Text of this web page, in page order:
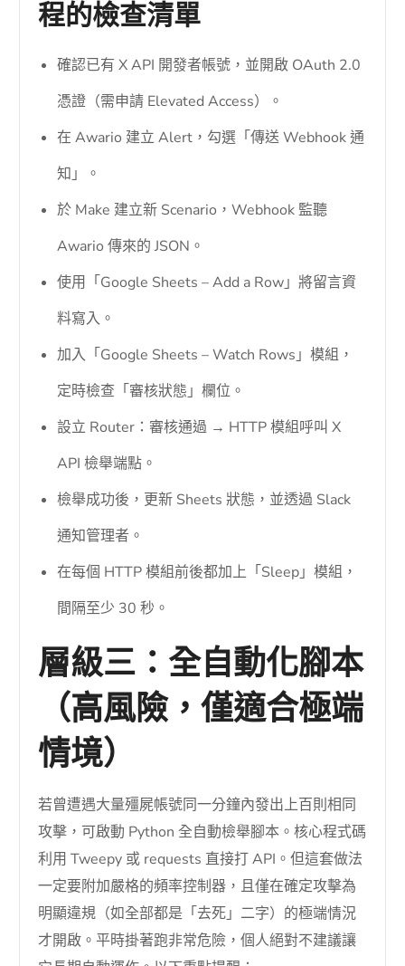
程的檢查清單
確認已有 X API 開發者帳號，並開啟 OAuth 2.0
憑證（需申請 Elevated Access）。
在 Awario 建立 Alert，勾選「傳送 Webhook 通
知」。
於 Make 建立新 Scenario，Webhook 監聽
Awario 傳來的 JSON。
使用「Google Sheets – Add a Row」將留言資
料寫入。
加入「Google Sheets – Watch Rows」模組，
定時檢查「審核狀態」欄位。
設立 Router：審核通過 → HTTP 模組呼叫 X
API 檢舉端點。
檢舉成功後，更新 Sheets 狀態，並透過 Slack
通知管理者。
在每個 HTTP 模組前後都加上「Sleep」模組，
間隔至少 30 秒。
層級三：全自動化腳本
（高風險，僅適合極端
情境）
若曾遭遇大量殭屍帳號同一分鐘內發出上百則相同
攻擊，可啟動 Python 全自動檢舉腳本。核心程式碼
利用 Tweepy 或 requests 直接打 API。但這套做法
一定要附加嚴格的頻率控制器，且僅在確定攻擊為
明顯違規（如全部都是「去死」二字）的極端情況
才開啟。平時掛著跑非常危險，個人絕對不建議讓